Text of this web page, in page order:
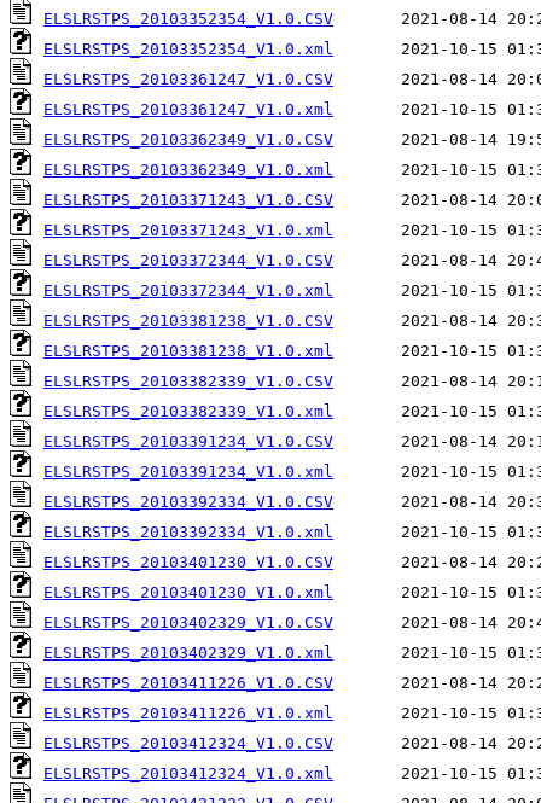
ELSLRSTPS_20103352354_V1.0.CSV
ELSLRSTPS_20103352354_V1.0.xml
ELSLRSTPS_20103361247_V1.0.CSV
ELSLRSTPS_20103361247_V1.0.xml
ELSLRSTPS_20103362349_V1.0.CSV
ELSLRSTPS_20103362349_V1.0.xml
ELSLRSTPS_20103371243_V1.0.CSV
ELSLRSTPS_20103371243_V1.0.xml
ELSLRSTPS_20103372344_V1.0.CSV
ELSLRSTPS_20103372344_V1.0.xml
ELSLRSTPS_20103381238_V1.0.CSV
ELSLRSTPS_20103381238_V1.0.xml
ELSLRSTPS_20103382339_V1.0.CSV
ELSLRSTPS_20103382339_V1.0.xml
ELSLRSTPS_20103391234_V1.0.CSV
ELSLRSTPS_20103391234_V1.0.xml
ELSLRSTPS_20103392334_V1.0.CSV
ELSLRSTPS_20103392334_V1.0.xml
ELSLRSTPS_20103401230_V1.0.CSV
ELSLRSTPS_20103401230_V1.0.xml
ELSLRSTPS_20103402329_V1.0.CSV
ELSLRSTPS_20103402329_V1.0.xml
ELSLRSTPS_20103411226_V1.0.CSV
ELSLRSTPS_20103411226_V1.0.xml
ELSLRSTPS_20103412324_V1.0.CSV
ELSLRSTPS_20103412324_V1.0.xml